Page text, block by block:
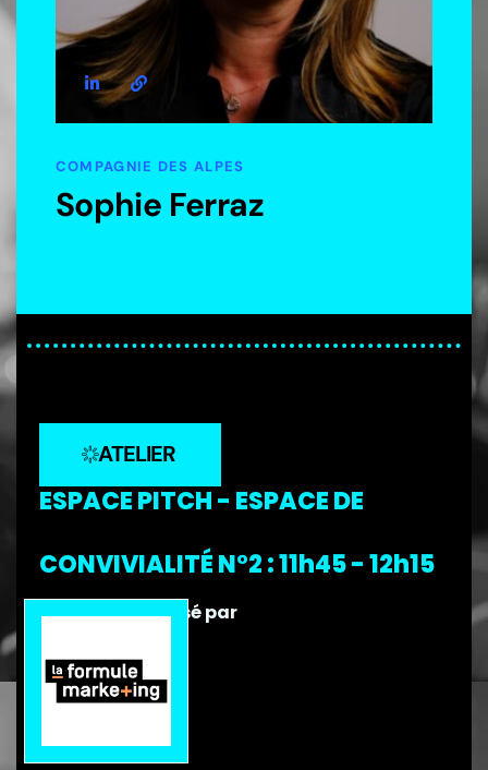
COMPAGNIE DES ALPES
Sophie Ferraz
ATELIER
ESPACE PITCH - ESPACE DE
CONVIVIALITÉ N°2 : 11h45 - 12h15
Débat sponsorisé par